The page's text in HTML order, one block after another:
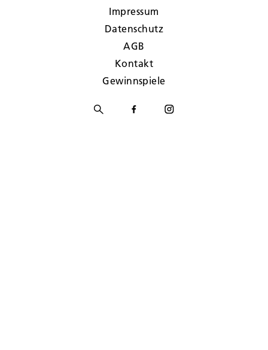
Impressum
Datenschutz
AGB
Kontakt
Gewinnspiele